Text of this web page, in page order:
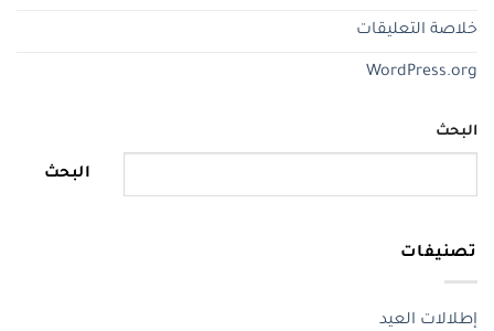
خلاصة التعليقات
WordPress.org
البحث
البحث
تصنيفات
إطلالات العيد